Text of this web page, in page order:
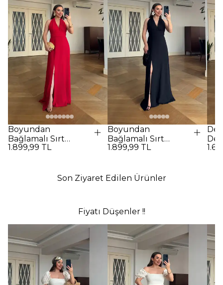
Boyundan
Bağlamalı Sırt
Dekolteli Uzun
1.899,99 TL
Boyundan
Bağlamalı Sırt
Dekolteli Uzun
1.899,99 TL
Son Ziyaret Edilen Ürünler
Fiyatı Düşenler !!